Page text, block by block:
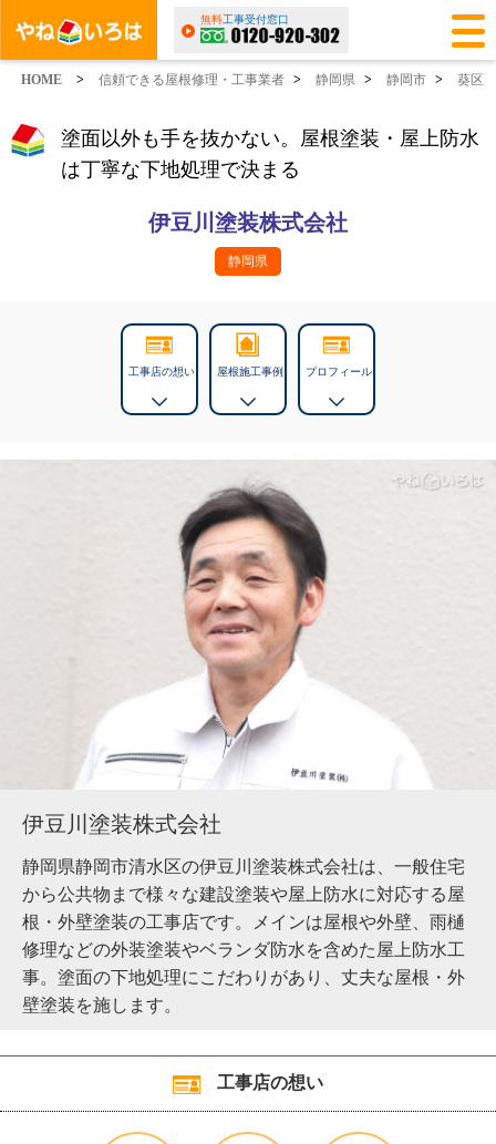
無料工事受付窓口
HOME > 信頼できる屋根修理・工事業者 > 静岡県 > 静岡市 > 葵区
塗面以外も手を抜かない。屋根塗装・屋上防水
は丁寧な下地処理で決まる
伊豆川塗装株式会社
静岡県
工事店の想い 屋根施工事例 プロフィール
伊豆川塗装株式会社
静岡県静岡市清水区の伊豆川塗装株式会社は、一般住宅
から公共物まで様々な建設塗装や屋上防水に対応する屋
根・外壁塗装の工事店です。メインは屋根や外壁、雨樋
修理などの外装塗装やベランダ防水を含めた屋上防水工
事。塗面の下地処理にこだわりがあり、丈夫な屋根・外
壁塗装を施します。
工事店の想い